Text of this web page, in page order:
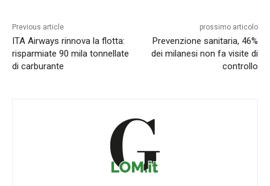
Previous article
ITA Airways rinnova la flotta:
risparmiate 90 mila tonnellate
di carburante
prossimo articolo
Prevenzione sanitaria, 46%
dei milanesi non fa visite di
controllo